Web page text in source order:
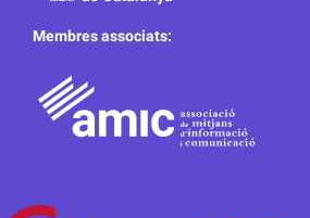
Membres associats: